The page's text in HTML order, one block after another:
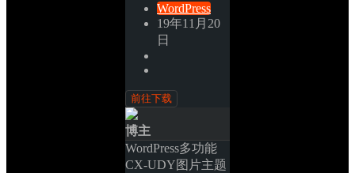
WordPress
19年11月20
日
前往下载
博主
WordPress多功能
CX-UDY图片主题